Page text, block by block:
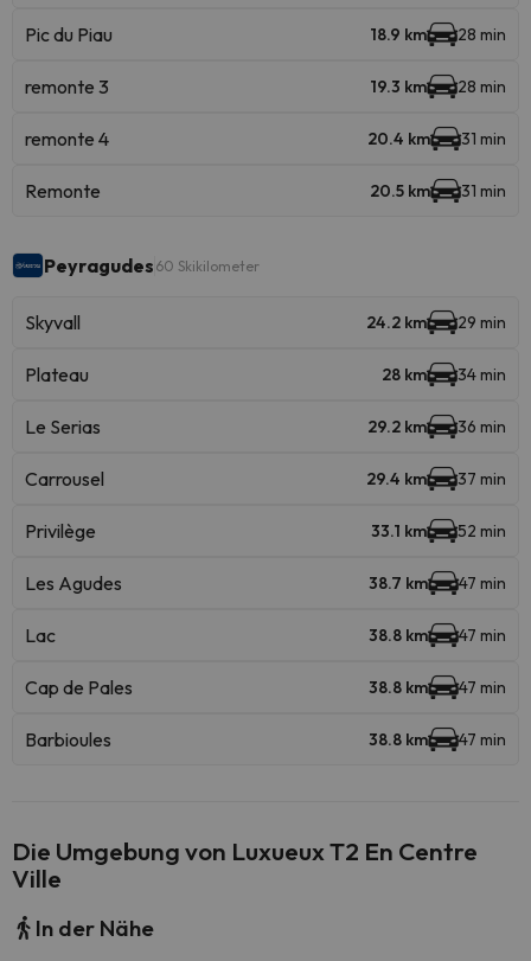
Pic du Piau 18.9 km 28 min
remonte 3 19.3 km 28 min
remonte 4 20.4 km 31 min
Remonte 20.5 km 31 min
Peyragudes 60 Skikilometer
Skyvall 24.2 km 29 min
Plateau 28 km 34 min
Le Serias 29.2 km 36 min
Carrousel 29.4 km 37 min
Privilège 33.1 km 52 min
Les Agudes 38.7 km 47 min
Lac 38.8 km 47 min
Cap de Pales 38.8 km 47 min
Barbioules 38.8 km 47 min
Die Umgebung von Luxueux T2 En Centre
Ville
In der Nähe